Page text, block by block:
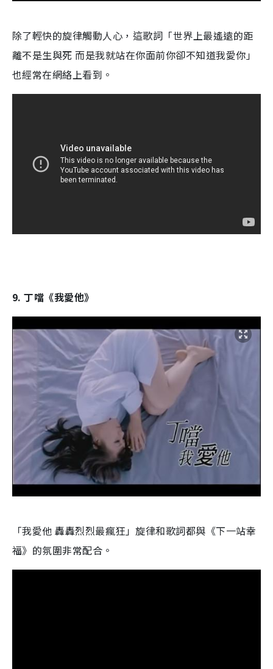
除了輕快的旋律觸動人心，這歌詞「世界上最遙遠的距
離不是生與死 而是我就站在你面前你卻不知道我愛你」
也經常在網絡上看到。
9. 丁噹《我愛他》
「我愛他 轟轟烈烈最瘋狂」旋律和歌詞都與《下一站幸
福》的氛圍非常配合。